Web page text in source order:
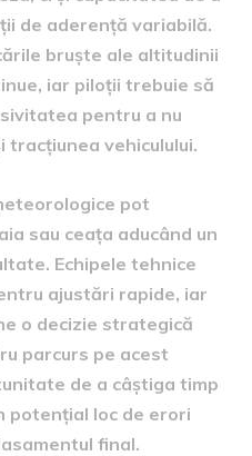
de aderență variabilă.
bruște ale altitudinii
iar piloții trebuie să
pentru a nu
vehiculului.
pot
sau ceața aducând un
Echipele tehnice
ajustări rapide, iar
o decizie strategică
parcurs pe acest
de a câștiga timp
potențial loc de erori
final.